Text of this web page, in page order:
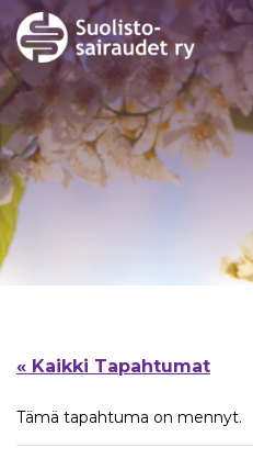
« Kaikki Tapahtumat
Tämä tapahtuma on mennyt.